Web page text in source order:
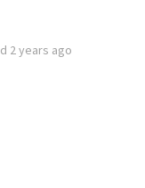
2 years ago